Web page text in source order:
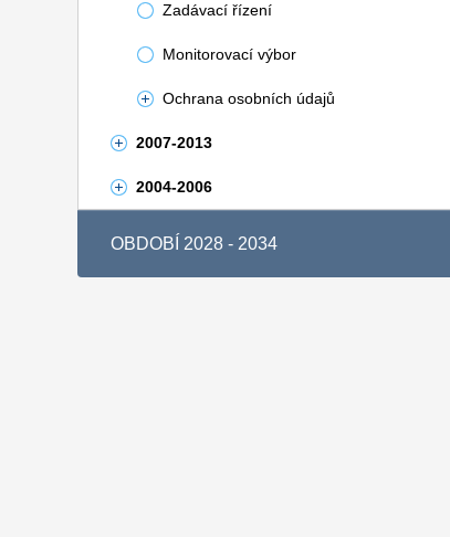
Zadávací řízení
Monitorovací výbor
Ochrana osobních údajů
2007-2013
2004-2006
OBDOBÍ 2028 - 2034